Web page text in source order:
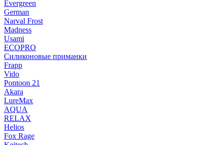
Evergreen
German
Narval Frost
Madness
Usami
ECOPRO
Силиконовые приманки
Frapp
Vido
Pontoon 21
Akara
LureMax
AQUA
RELAX
Helios
Fox Rage